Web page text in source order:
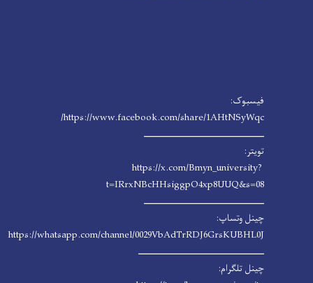
فیسبوک:
https://www.facebook.com/share/1AHtNSyWqc/
ـــــــــــــــــــــــــــــــــــــــــــ
تویتر:
https://x.com/Bmyn_university?
t=IRrxNBcHHsiggpO4xp8UUQ&s=08
ـــــــــــــــــــــــــــــــــــــــــــ
چینل وتساپ:
https://whatsapp.com/channel/0029VbAdTrRDJ6GrsKUBHL0J
ـــــــــــــــــــــــــــــــــــــــــــــ
چینل تلگرام: